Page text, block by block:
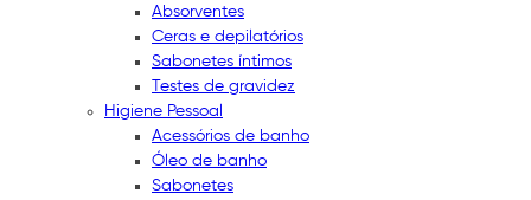
Absorventes
Ceras e depilatórios
Sabonetes íntimos
Testes de gravidez
Higiene Pessoal
Acessórios de banho
Óleo de banho
Sabonetes